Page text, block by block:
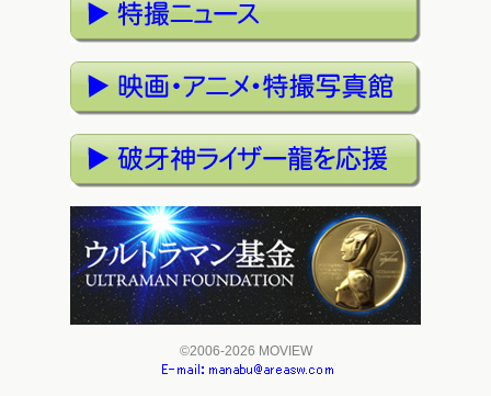
©2006-2026 MOVIEW